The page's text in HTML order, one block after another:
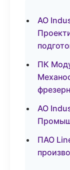
АО
ПК
АО
ПАО